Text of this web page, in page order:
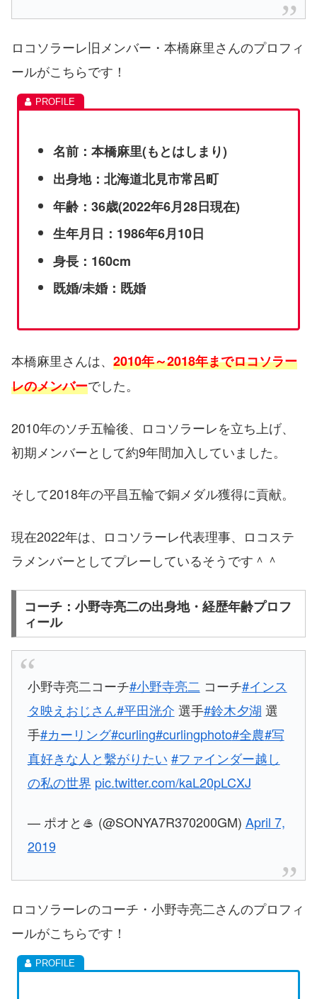
ロコソラーレ旧メンバー・本橋麻里さんのプロフィ
ールがこちらです！
名前：本橋麻里(もとはしまり)
出身地：北海道北見市常呂町
年齢：36歳(2022年6月28日現在)
生年月日：1986年6月10日
身長：160cm
既婚/未婚：既婚
本橋麻里さんは、 2010年～2018年までロコソラー
レのメンバーでした。
2010年のソチ五輪後、ロコソラーレを立ち上げ、
初期メンバーとして約9年間加入していました。
そして2018年の平昌五輪で銅メダル獲得に貢献。
現在2022年は、ロコソラーレ代表理事、ロコステ
ラメンバーとしてプレーしているそうです＾＾
コーチ：小野寺亮二の出身地・経歴年齢プロフ
ィール
小野寺亮二コーチ#小野寺亮二 コーチ#インス
タ映えおじさん#平田洸介 選手#鈴木夕湖 選
手#カーリング#curling#curlingphoto#全農#写
真好きな人と繫がりたい #ファインダー越し
の私の世界 pic.twitter.com/kaL20pLCXJ
— ポオと🥌 (@SONYA7R370200GM) April 7,
2019
ロコソラーレのコーチ・小野寺亮二さんのプロフィ
ールがこちらです！